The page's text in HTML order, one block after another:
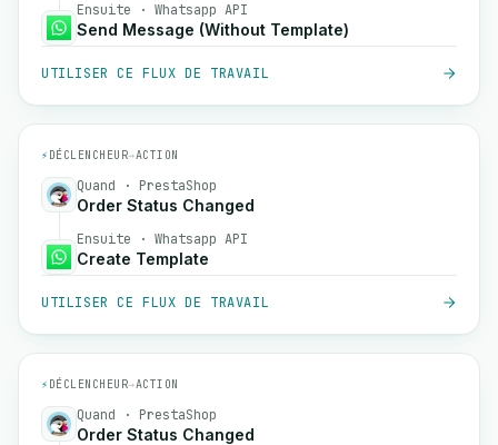
Ensuite · Whatsapp API
Send Message (Without Template)
UTILISER CE FLUX DE TRAVAIL
⚡ DÉCLENCHEUR→ACTION
Quand · PrestaShop
Order Status Changed
Ensuite · Whatsapp API
Create Template
UTILISER CE FLUX DE TRAVAIL
⚡ DÉCLENCHEUR→ACTION
Quand · PrestaShop
Order Status Changed